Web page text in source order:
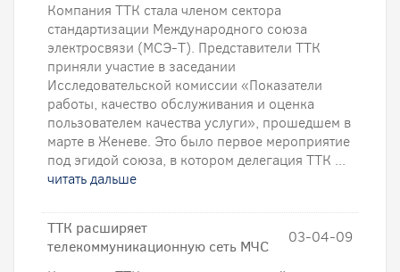
Компания ТТК стала членом сектора
стандартизации Международного союза
электросвязи (МСЭ-Т). Представители ТТК
приняли участие в заседании
Исследовательской комиссии «Показатели
работы, качество обслуживания и оценка
пользователем качества услуги», прошедшем в
марте в Женеве. Это было первое мероприятие
под эгидой союза, в котором делегация ТТК ...
читать дальше
ТТК расширяет
телекоммуникационную сеть МЧС
03-04-09